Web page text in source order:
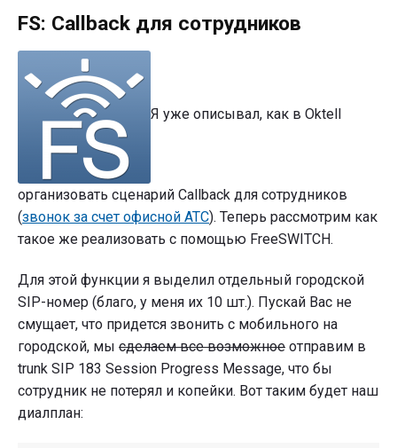
Callback
FS: Callback для сотрудников
Я уже описывал, как в Oktell
организовать сценарий Callback для сотрудников
(звонок за счет офисной АТС). Теперь рассмотрим как
такое же реализовать с помощью FreeSWITCH.
Для этой функции я выделил отдельный городской
SIP-номер (благо, у меня их 10 шт.). Пускай Вас не
смущает, что придется звонить с мобильного на
городской, мы сделаем все возможное отправим в
trunk SIP 183 Session Progress Message, что бы
сотрудник не потерял и копейки. Вот таким будет наш
диалплан: